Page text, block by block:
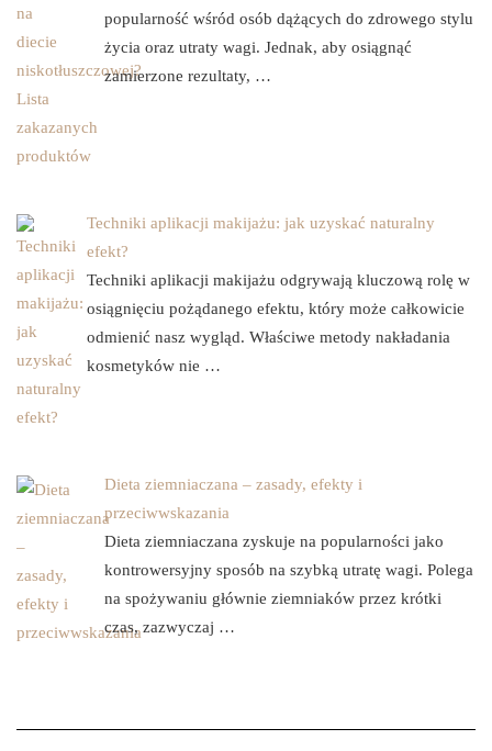
popularność wśród osób dążących do zdrowego stylu
życia oraz utraty wagi. Jednak, aby osiągnąć
zamierzone rezultaty, …
Techniki aplikacji makijażu: jak uzyskać naturalny
efekt?
Techniki aplikacji makijażu odgrywają kluczową rolę w
osiągnięciu pożądanego efektu, który może całkowicie
odmienić nasz wygląd. Właściwe metody nakładania
kosmetyków nie …
Dieta ziemniaczana – zasady, efekty i
przeciwwskazania
Dieta ziemniaczana zyskuje na popularności jako
kontrowersyjny sposób na szybką utratę wagi. Polega
na spożywaniu głównie ziemniaków przez krótki
czas, zazwyczaj …